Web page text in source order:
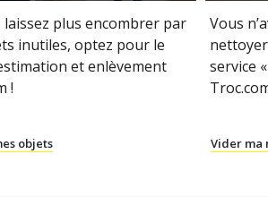
laissez plus encombrer par
inutiles, optez pour le
et enlèvement
!
objets
Vous
service
Vider ma